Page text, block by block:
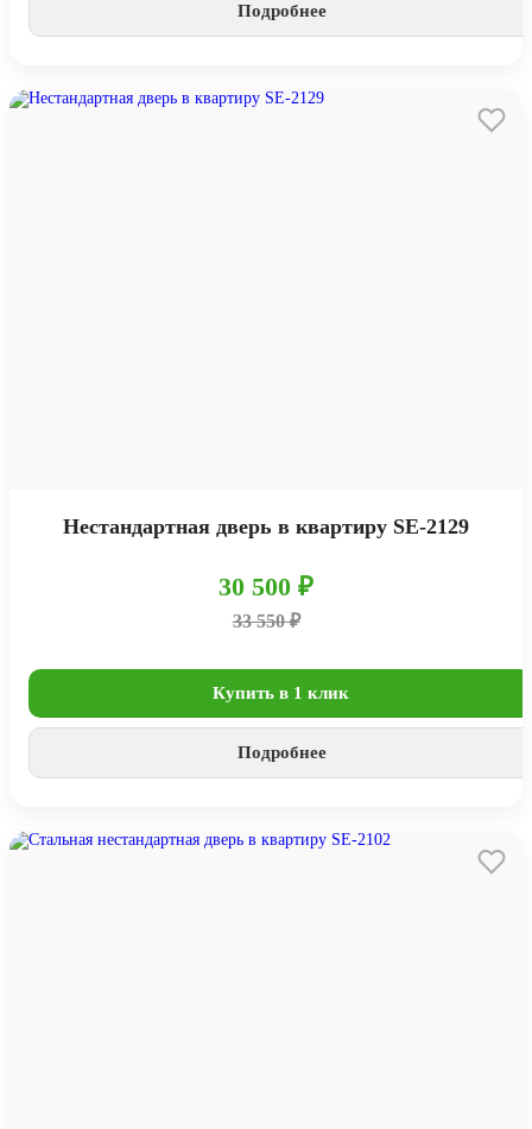
Подробнее
Нестандартная дверь в квартиру SE-2129
30 500 ₽
33 550 ₽
Купить в 1 клик
Подробнее